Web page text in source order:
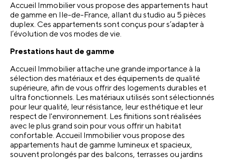
Accueil Immobilier vous propose des appartements haut
de gamme en Ile-de-France, allant du studio au 5 pièces
duplex. Ces appartements sont conçus pour s’adapter à
l’évolution de vos modes de vie.
Prestations haut de gamme
Accueil Immobilier attache une grande importance à la
sélection des matériaux et des équipements de qualité
supérieure, afin de vous offrir des logements durables et
ultra fonctionnels. Les matériaux utilisés sont sélectionnés
pour leur qualité, leur résistance, leur esthétique et leur
respect de l'environnement. Les finitions sont réalisées
avec le plus grand soin pour vous offrir un habitat
confortable. Accueil Immobilier vous propose des
appartements haut de gamme lumineux et spacieux,
souvent prolongés par des balcons, terrasses ou jardins